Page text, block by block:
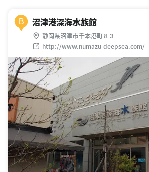
B 沼津港深海水族館
静岡県沼津市千本港町８３
http://www.numazu-deepsea.com/